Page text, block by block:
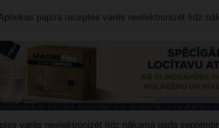
papīra receptes varēs neelektronizēt līdz